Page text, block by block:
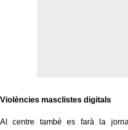
Violències masclistes digitals
Al centre també es farà la